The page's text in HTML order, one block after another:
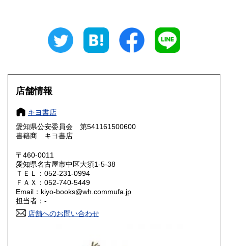
600円 三重県
大阪府
奈良県
鳥取県 600円 島根県
岡山県
山口県 600円
香川県 愛媛県
高知県 600円
600円
店舗情報
キヨ書店
愛知県公安委員会 第541161500600
書籍商 キヨ書店
〒460-0011
愛知県名古屋市中区大須1-5-38
ＴＥＬ：052-231-0994
ＦＡＸ：052-740-5449
Email：kiyo-books@wh.commufa.jp
担当者：-
店舗へのお問い合わせ